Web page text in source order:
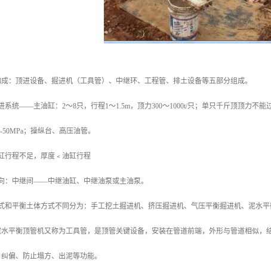
：顶进设备、掘进机（工具管）、中继环、工程管、排土设备等五部分组成。
系统——主油缸：2～8只，行程1～1.5m，顶力300～1000t/只；单只千斤顶顶力不能
50MPa；操纵台、高压油管。
行程不足，厚度﹤油缸行程
：中继间——中继油缸、中继油泵或主油泵。
和平衡土体方式不同分为：手工挖土掘进机、挤压掘进机、气压平衡掘进机、泥水平
平衡顶管机又称为工具管，是顶管关键设备，安装在管道前端，外形与管道相似，
偏、防止塌方、出泥等功能。